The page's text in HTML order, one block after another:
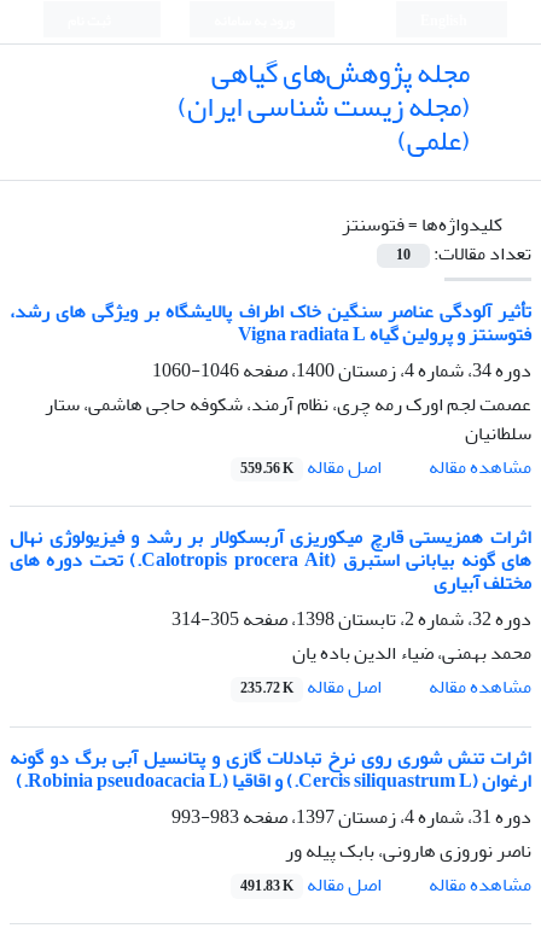
مجله پژوهش‌های گیاهی
(مجله زیست شناسی ایران)
(علمی)
کلیدواژه‌ها =فتوسنتز
تعداد مقالات:
10
تأثیر آلودگی عناصر سنگین خاک اطراف پالایشگاه بر ویژگی های رشد،
فتوسنتز و پرولین گیاه Vigna radiata L
دوره 34، شماره 4، زمستان 1400، صفحه
1046-1060
عصمت لجم اورک رمه چری، نظام آرمند، شکوفه حاجی هاشمی، ستار
سلطانیان
مشاهده مقاله
اصل مقاله 559.56 K
اثرات همزیستی قارچ ‌میکوریزی آربسکولار بر رشد و فیزیولوژی نهال
های ‌گونه بیابانی ‌استبرق (Calotropis procera Ait.) تحت دوره های
مختلف آبیاری
دوره 32، شماره 2، تابستان 1398، صفحه
305-314
محمد بهمنی، ضیاء الدین باده یان
مشاهده مقاله
اصل مقاله 235.72 K
اثرات تنش شوری روی نرخ تبادلات گازی و پتانسیل آبی برگ دو گونه
ارغوان (Cercis siliquastrum L.) و اقاقیا (Robinia pseudoacacia L.)
دوره 31، شماره 4، زمستان 1397، صفحه
983-993
ناصر نوروزی هارونی، بابک پیله ور
مشاهده مقاله
اصل مقاله 491.83 K